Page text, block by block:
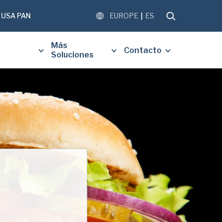
USA PAN EUROPE ES
Más
Soluciones
Contacto
SIGUIENTE FORMULARIO
UNA COPIA GRATUITA DEL
SOLICITADO.